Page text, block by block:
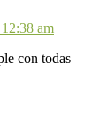
am
con todas